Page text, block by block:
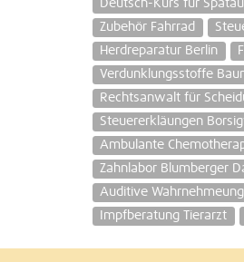
Deutsch-Kurs für
Zubehör Fahrrad
Herdreparatur Berlin
Verdunklungsstoffe
Rechtsanwalt für
Steuererkläungen
Ambulante
Zahnlabor Blumberger
Auditive
Impfberatung Tierarzt